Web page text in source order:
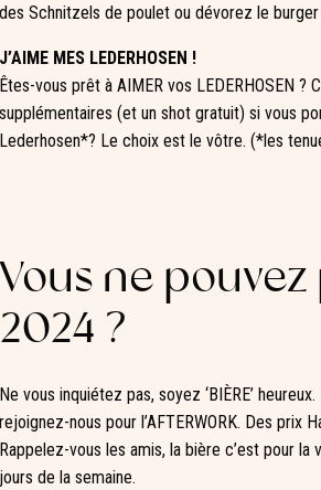
des Schnitzels de poulet ou dévorez le
J’AIME MES LEDERHOSEN !
Êtes-vous prêt à AIMER vos LEDERHOSEN
supplémentaires (et un shot gratuit) si vous
Lederhosen*? Le choix est le vôtre. (*les
Vous ne pouvez
2024 ?
Ne vous inquiétez pas, soyez ‘BIÈRE’
rejoignez-nous pour l’AFTERWORK. Des
Rappelez-vous les amis, la bière c’est pour
jours de la semaine.